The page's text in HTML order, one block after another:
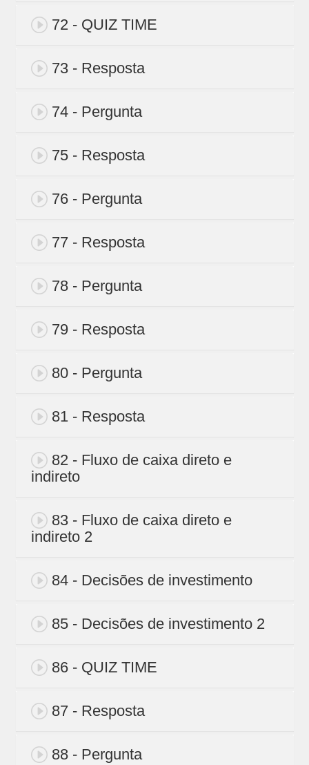
72 - QUIZ TIME
73 - Resposta
74 - Pergunta
75 - Resposta
76 - Pergunta
77 - Resposta
78 - Pergunta
79 - Resposta
80 - Pergunta
81 - Resposta
82 - Fluxo de caixa direto e
indireto
83 - Fluxo de caixa direto e
indireto 2
84 - Decisões de investimento
85 - Decisões de investimento 2
86 - QUIZ TIME
87 - Resposta
88 - Pergunta